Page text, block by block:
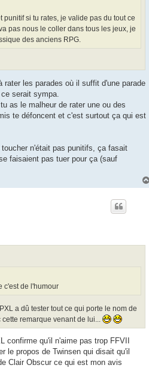
punitif si tu rates, je valide pas du tout ce
pas nous le coller dans tous les jeux, je
des anciens RPG.
les parades où il suffit d'une parade
serait sympa.
as le malheur de rater une ou des
te défoncent et c'est surtout ça qui est
n'était pas punitifs, ça fasait
faisaient pas tuer pour ça (sauf
c'est de l'humour
a dû tester tout ce qui porte le nom de
remarque venant de lui...
confirme qu'il n'aime pas trop FFVII
le propos de Twinsen qui disait qu'il
Clair Obscur ce qui est mon avis